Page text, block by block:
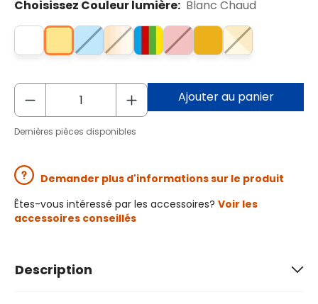
Choisissez Couleur lumière: Blanc Chaud
Ajouter au panier
Dernières pièces disponibles
Demander plus d'informations sur le produit
Êtes-vous intéressé par les accessoires? Voir les
accessoires conseillés
Description